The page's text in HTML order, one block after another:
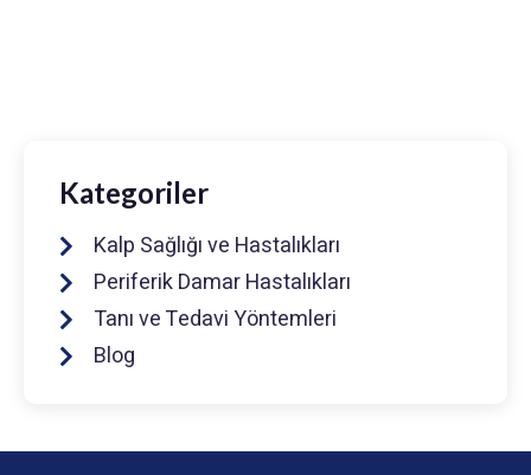
Kategoriler
Kalp Sağlığı ve Hastalıkları
Periferik Damar Hastalıkları
Tanı ve Tedavi Yöntemleri
Blog